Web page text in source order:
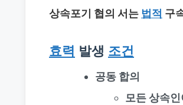
상속포기 협의 서는 법적 구
효력 발생 조건
공동 합의
모든 상속